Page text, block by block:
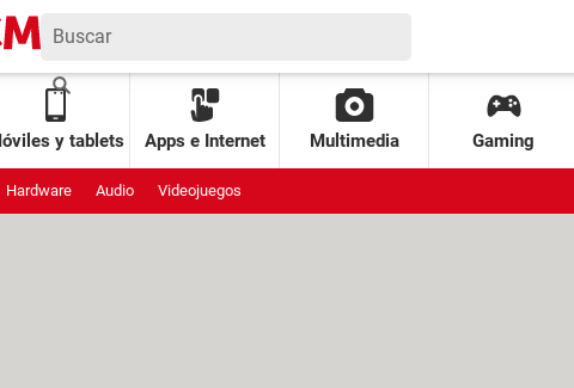
y tablets Apps e Internet Multimedia Gaming
Hardware Audio Videojuegos